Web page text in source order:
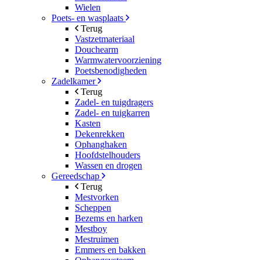
Wielen
Poets- en wasplaats
Terug
Vastzetmateriaal
Douchearm
Warmwatervoorziening
Poetsbenodigheden
Zadelkamer
Terug
Zadel- en tuigdragers
Zadel- en tuigkarren
Kasten
Dekenrekken
Ophanghaken
Hoofdstelhouders
Wassen en drogen
Gereedschap
Terug
Mestvorken
Scheppen
Bezems en harken
Mestboy
Mestruimen
Emmers en bakken